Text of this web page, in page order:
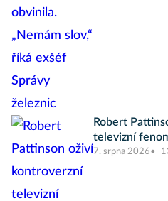
Robert
televizní
7. srpna 2026